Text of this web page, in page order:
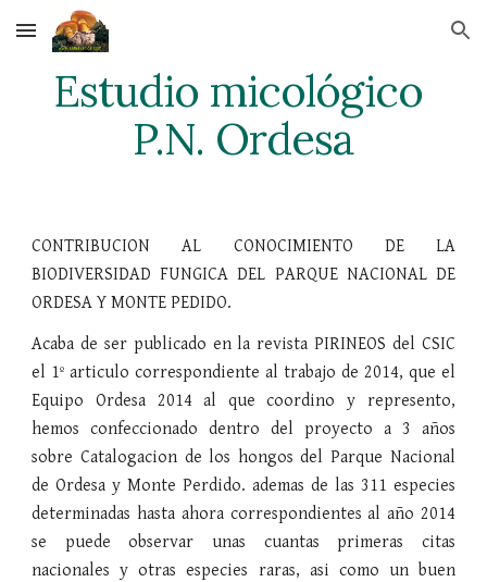
Skip to main content Skip to navigation
Estudio micológico
P.N. Ordesa
CONTRIBUCION AL CONOCIMIENTO DE LA
BIODIVERSIDAD FUNGICA DEL PARQUE NACIONAL DE
ORDESA Y MONTE PEDIDO.
Acaba de ser publicado en la revista PIRINEOS del CSIC
el 1º articulo correspondiente al trabajo de 2014, que el
Equipo Ordesa 2014 al que coordino y represento,
hemos confeccionado dentro del proyecto a 3 años
sobre Catalogacion de los hongos del Parque Nacional
de Ordesa y Monte Perdido. ademas de las 311 especies
determinadas hasta ahora correspondientes al año 2014
se puede observar unas cuantas primeras citas
nacionales y otras especies raras, asi como un buen